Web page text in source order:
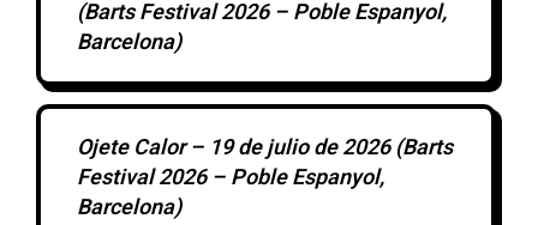
(Barts Festival 2026 – Poble Espanyol,
Barcelona)
Ojete Calor – 19 de julio de 2026 (Barts
Festival 2026 – Poble Espanyol,
Barcelona)